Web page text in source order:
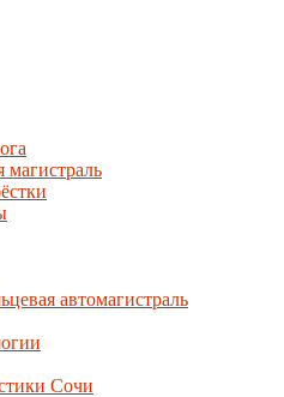
магистраль
автомагистраль
Сочи